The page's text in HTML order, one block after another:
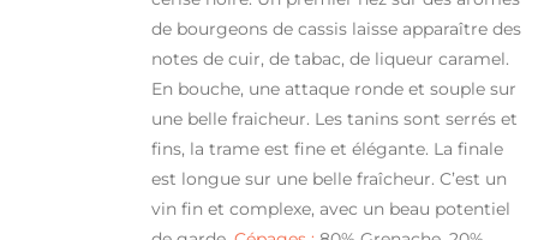
de bourgeons de cassis laisse apparaître des
notes de cuir, de tabac, de liqueur caramel.
En bouche, une attaque ronde et souple sur
une belle fraicheur. Les tanins sont serrés et
fins, la trame est fine et élégante. La finale
est longue sur une belle fraîcheur. C’est un
vin fin et complexe, avec un beau potentiel